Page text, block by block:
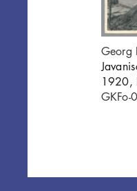
Georg
1920,